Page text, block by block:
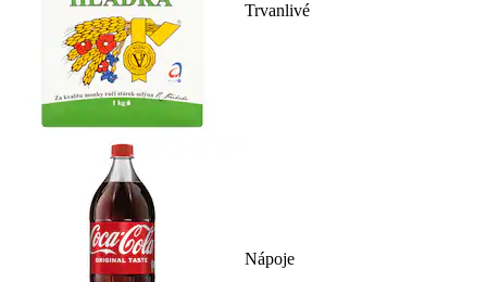
Trvanlivé
Nápoje